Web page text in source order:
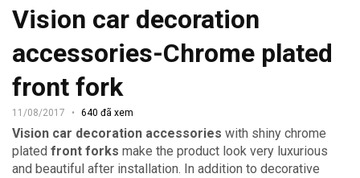
Vision car decoration
accessories-Chrome plated
front fork
11/08/2017 640 đã xem
Vision car decoration accessories with shiny chrome
plated front forks make the product look very luxurious
and beautiful after installation. In addition to decorative